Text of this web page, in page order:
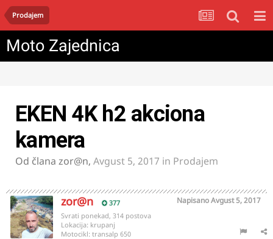
Prodajem
Moto Zajednica
EKEN 4K h2 akciona
kamera
Od člana zor@n, Avgust 5, 2017 in Prodajem
zor@n 377 NapisanoAvgust 5, 2017
Svrati ponekad, 314 postova
Lokacija: krupanj
Motocikl: transalp 650